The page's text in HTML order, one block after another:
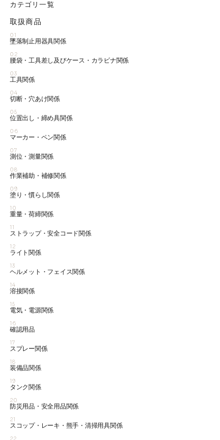
カテゴリ一覧
取扱商品
01
墜落制止用器具関係
02
腰袋・工具差し及びケース・カラビナ関係
03
工具関係
04
切断・穴あけ関係
05
位置出し・締め具関係
06
マーカー・ペン関係
07
測位・測量関係
08
作業補助・補修関係
09
塗り・慣らし関係
10
重量・荷締関係
11
ストラップ・安全コード関係
12
ライト関係
13
ヘルメット・フェイス関係
14
溶接関係
15
電気・電源関係
16
確認用品
17
スプレー関係
18
装備品関係
19
タンク関係
20
防災用品・安全用品関係
21
スコップ・レーキ・熊手・清掃用具関係